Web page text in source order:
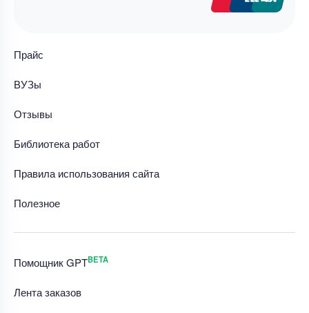
Прайс
ВУЗы
Отзывы
Библиотека работ
Правила использования сайта
Полезное
Помощник GPTBETA
Лента заказов